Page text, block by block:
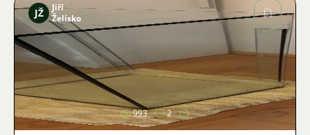
Bild
JŽ
Jiří
Želísko
993 2